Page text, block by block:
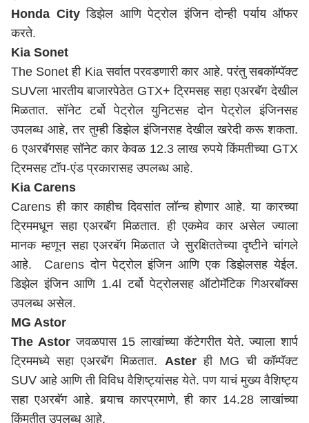
Honda Cityडिझेल आणि पेट्रोल इंजिन दोन्ही पर्याय ऑफर
करते.
Kia Sonet
The Sonet ही Kia सर्वात परवडणारी कार आहे. परंतु सबकॉम्पॅक्ट
SUVला भारतीय बाजारपेठेत GTX+ ट्रिमसह सहा एअरबॅग देखील
मिळतात. सॉनेट टर्बो पेट्रोल युनिटसह दोन पेट्रोल इंजिनसह
उपलब्ध आहे, तर तुम्ही डिझेल इंजिनसह देखील खरेदी करू शकता.
6 एअरबॅगसह सॉनेट कार केवळ 12.3 लाख रुपये किंमतीच्या GTX
ट्रिमसह टॉप-एंड प्रकारासह उपलब्ध आहे.
Kia Carens
Carens ही कार काहीच दिवसांत लॉन्च होणार आहे. या कारच्या
ट्रिममधून सहा एअरबॅग मिळतात. ही एकमेव कार असेल ज्याला
मानक म्हणून सहा एअरबॅग मिळतात जे सुरक्षिततेच्या दृष्टीने चांगले
आहे. Carens दोन पेट्रोल इंजिन आणि एक डिझेलसह येईल.
डिझेल इंजिन आणि 1.4l टर्बो पेट्रोलसह ऑटोमॅटिक गिअरबॉक्स
उपलब्ध असेल.
MG Astor
The Astorजवळपास 15 लाखांच्या कॅटेगरीत येते. ज्याला शार्प
ट्रिममध्ये सहा एअरबॅग मिळतात. Asterही MG ची कॉम्पॅक्ट
SUV आहे आणि ती विविध वैशिष्ट्यांसह येते. पण याचं मुख्य वैशिष्ट्य
सहा एअरबॅग आहे. बर्‍याच कारप्रमाणे, ही कार 14.28 लाखांच्या
किंमतीत उपलब्ध आहे.